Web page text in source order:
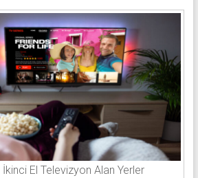
El Televizyon Alan Yerler